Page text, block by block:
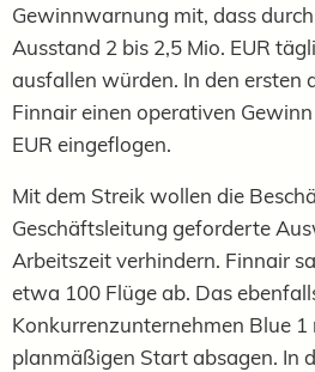
Gewinnwarnung mit, dass
Ausstand 2 bis 2,5 Mio. EUR
ausfallen würden. In den ersten
Finnair einen operativen
EUR eingeflogen.
Mit dem Streik wollen die
Geschäftsleitung geforderte
Arbeitszeit verhindern. Finnair
etwa 100 Flüge ab. Das
Konkurrenzunternehmen Blue
planmäßigen Start absagen. In